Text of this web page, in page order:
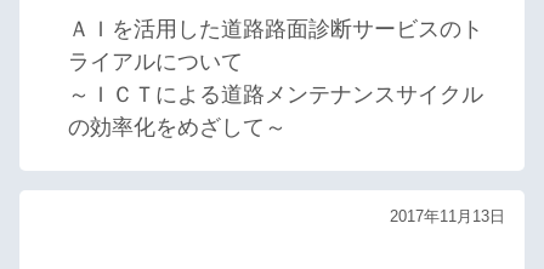
ＡＩを活用した道路路面診断サービスのト
ライアルについて
～ＩＣＴによる道路メンテナンスサイクル
の効率化をめざして～
2017年11月13日